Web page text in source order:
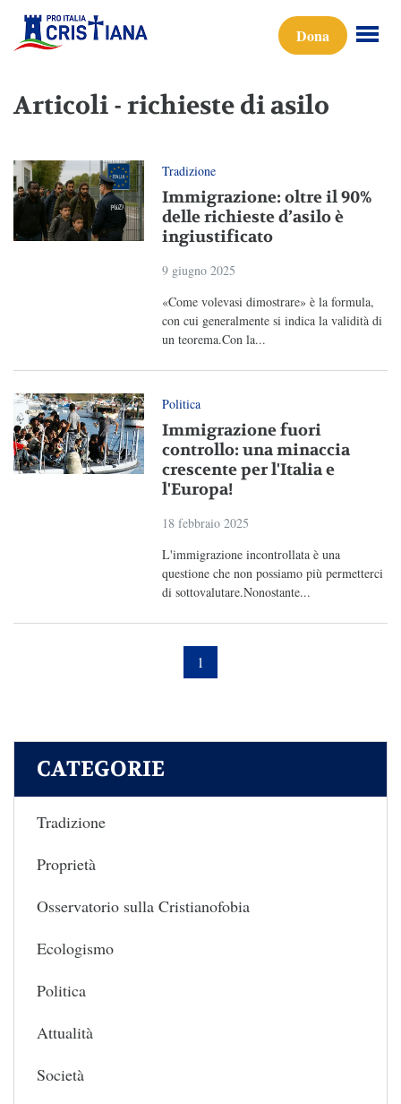
Dona
Articoli - richieste di asilo
Tradizione
Immigrazione: oltre il 90%
delle richieste d’asilo è
ingiustificato
9 giugno 2025
«Come volevasi dimostrare» è la formula,
con cui generalmente si indica la validità di
un teorema.Con la...
Politica
Immigrazione fuori
controllo: una minaccia
crescente per l'Italia e
l'Europa!
18 febbraio 2025
L'immigrazione incontrollata è una
questione che non possiamo più permetterci
di sottovalutare.Nonostante...
1
CATEGORIE
Tradizione
Proprietà
Osservatorio sulla Cristianofobia
Ecologismo
Politica
Attualità
Società